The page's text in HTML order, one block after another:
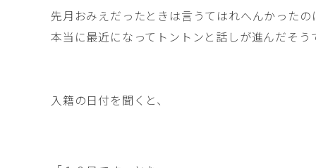
先月おみえだったときは言うてはれへんかったの
本当に最近になってトントンと話しが進んだそ
入籍の日付を聞くと、